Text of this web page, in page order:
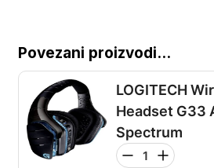
Povezani proizvodi...
LOGITECH
Headset G33
Spectrum